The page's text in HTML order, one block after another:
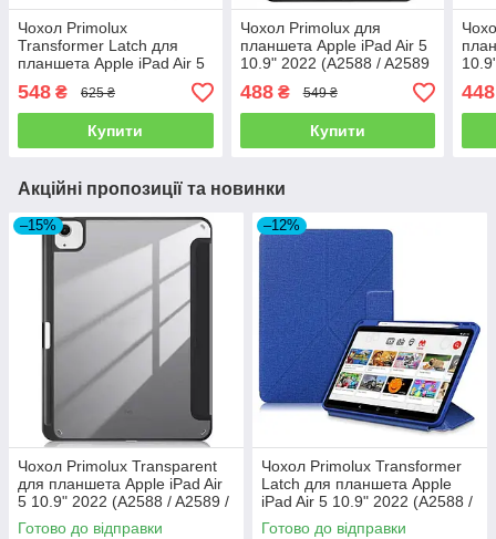
Чохол Primolux
Transformer Latch для
планшета Apple iPad Air 5
10.9" 2022 (A2588 / A2589
/ A2591) - Blue
548 ₴ 625 ₴
Купити
Чохол Primolux для
планшета Apple iPad Air 5
10.9" 2022 (A2588 / A2589
/ A2591) Stylus TPU - Grey
488₴ 549 ₴
Купити
/
448
Акційні пропозиції та новинки
–15%
Чохол Primolux Transparent
для планшета Apple iPad Air
5 10.9" 2022 (A2588 / A2589 /
A2591) - Black/Clear
Готово до відправки
–12%
Чохол Primolux Transformer
Latch для планшета Apple
iPad Air 5 10.9" 2022 (A2588 /
A2589 / A2591) - Blue
Готово до відправки